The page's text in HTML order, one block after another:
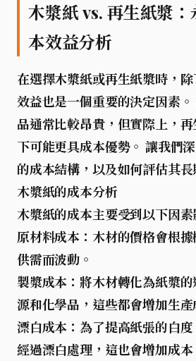
木漿紙 vs. 再生紙漿
本效益分析
在選擇木漿紙或再生紙漿時，除
效益也是一個重要的決定因素
品通常比較昂貴，但實際上，
下可能更具成本優勢。 讓我們
的成本結構，以及如何評估其長
木漿紙的成本分析
木漿紙的成本主要受到以下因素
原材料成本： 木材的價格會根
供需而波動。
製漿成本：將木材轉化為紙漿
源和化學品，這些都會增加生產
漂白成本：為了提高紙張的白
經過漂白處理，這也會增加成